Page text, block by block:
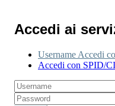
Accedi ai
Username Accedi
Accedi con SPID/